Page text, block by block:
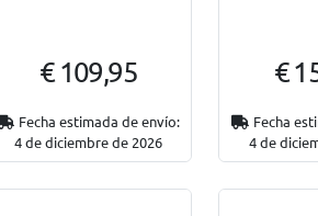
€ 109,95
Fecha estimada de envío:
4 de diciembre de 2026
€
Fecha
4 de